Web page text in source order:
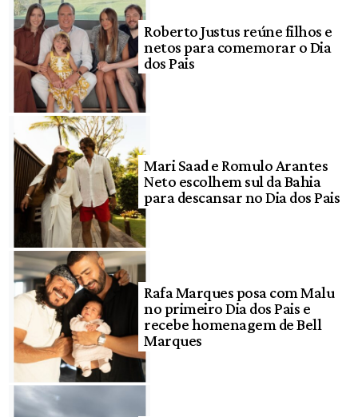
Roberto Justus reúne filhos e
netos para comemorar o Dia
dos Pais
Mari Saad e Romulo Arantes
Neto escolhem sul da Bahia
para descansar no Dia dos Pais
Rafa Marques posa com Malu
no primeiro Dia dos Pais e
recebe homenagem de Bell
Marques